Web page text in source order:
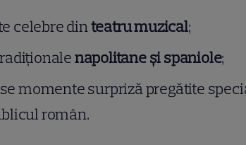
celebre dinteatru muzical;
napolitane și spaniole;
momente surpriză pregătite
român.